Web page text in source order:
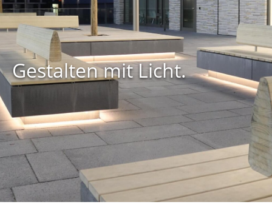
Gestalten mit Licht.